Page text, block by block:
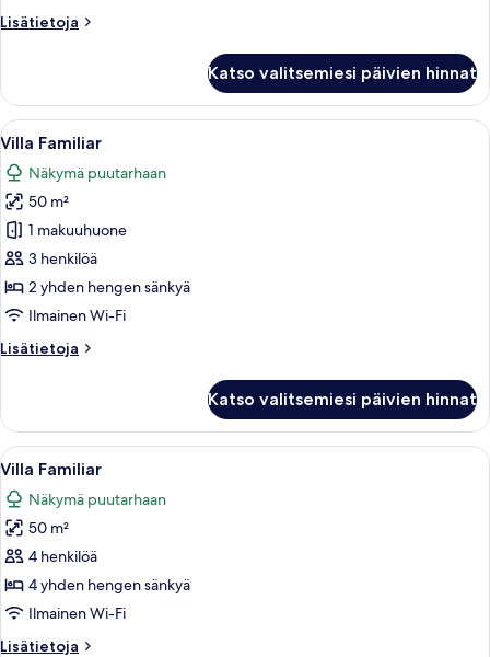
Lisätietoja
Lisätietoja
Katso valitsemiesi päivien hinnat
Avaa
kaikki
huonetyypin
Villa
Familiar
kuvat
Allergiatestatut vuodevaatteet,
6
Villa Familiar
Näkymä puutarhaan
50 m²
1 makuuhuone
3 henkilöä
2 yhden hengen sänkyä
Ilmainen Wi-Fi
Lisätietoja
Lisätietoja
Katso valitsemiesi päivien hinnat
Avaa
kaikki
huonetyypin
Villa
Familiar
kuvat
Allergiatestatut vuodevaatteet,
6
Villa Familiar
Näkymä puutarhaan
50 m²
4 henkilöä
4 yhden hengen sänkyä
Ilmainen Wi-Fi
Lisätietoja
Lisätietoja